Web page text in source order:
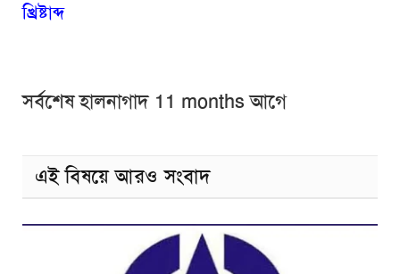
খ্রিষ্টাব্দ
সর্বশেষ হালনাগাদ 11 months আগে
এই বিষয়ে আরও সংবাদ